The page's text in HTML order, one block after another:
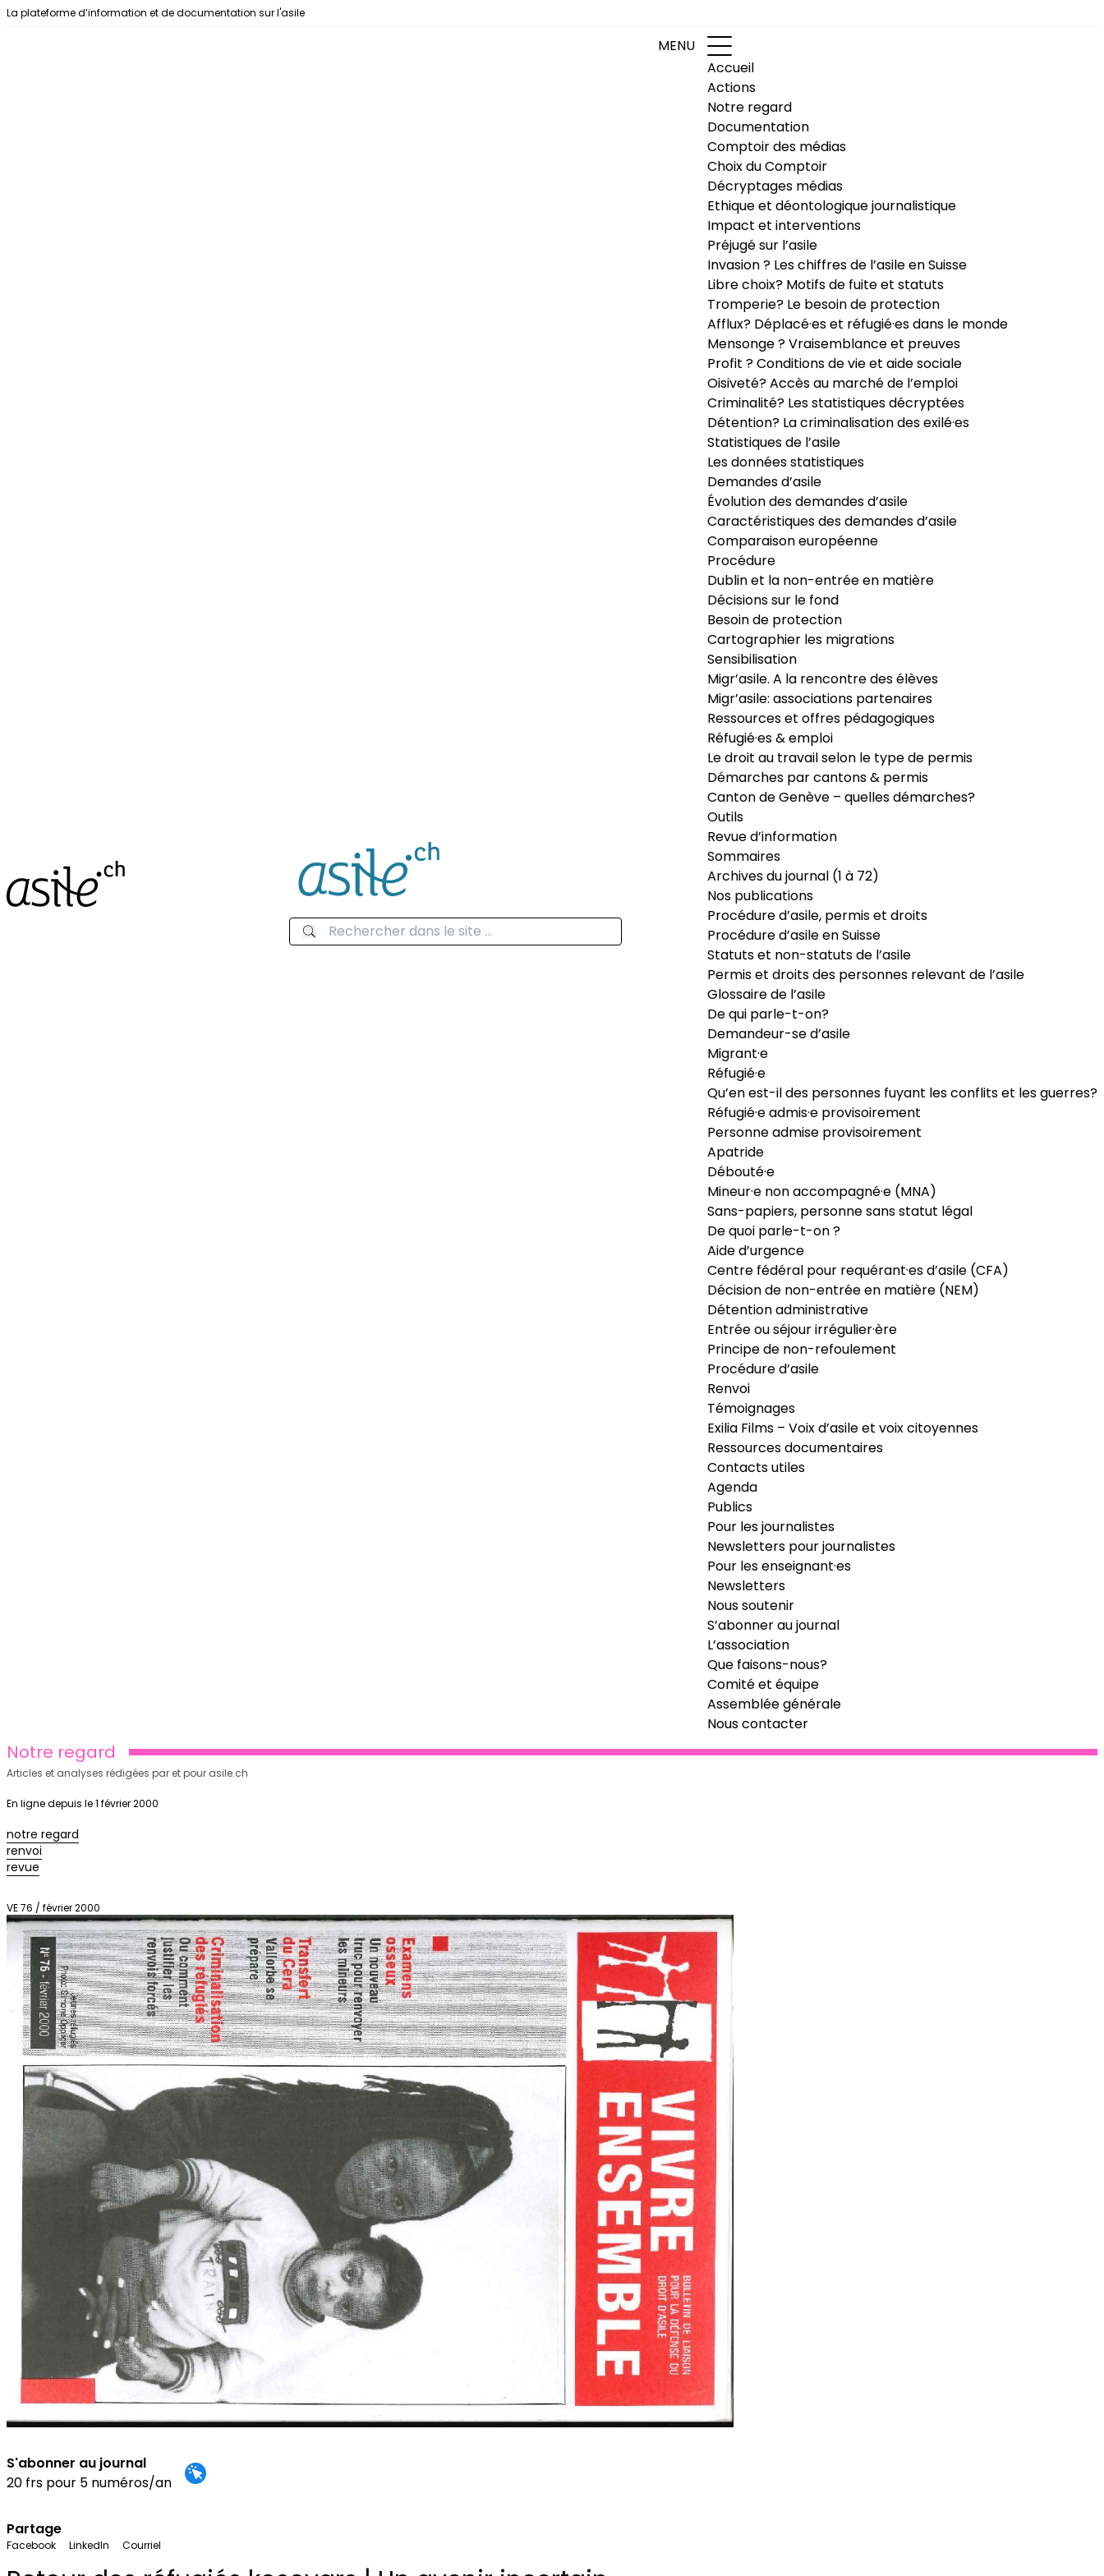
Aller au contenu
La plateforme d’information et de documentation sur l'asile
MENU
Accueil
Actions
Notre regard
Documentation
Comptoir des médias
Choix du Comptoir
Décryptages médias
Ethique et déontologique journalistique
Impact et interventions
Préjugé sur l’asile
Invasion ? Les chiffres de l’asile en Suisse
Libre choix? Motifs de fuite et statuts
Tromperie? Le besoin de protection
Afflux? Déplacé·es et réfugié·es dans le monde
Mensonge ? Vraisemblance et preuves
Profit ? Conditions de vie et aide sociale
Oisiveté? Accès au marché de l’emploi
Criminalité? Les statistiques décryptées
Détention? La criminalisation des exilé·es
Statistiques de l’asile
Les données statistiques
Demandes d’asile
Évolution des demandes d’asile
Caractéristiques des demandes d’asile
Comparaison européenne
Procédure
Dublin et la non-entrée en matière
Décisions sur le fond
Besoin de protection
Cartographier les migrations
Sensibilisation
Migr’asile. A la rencontre des élèves
Migr’asile: associations partenaires
Ressources et offres pédagogiques
Réfugié·es & emploi
Le droit au travail selon le type de permis
Démarches par cantons & permis
Canton de Genève – quelles démarches?
Outils
Revue d’information
Sommaires
Archives du journal (1 à 72)
Nos publications
Procédure d’asile, permis et droits
Procédure d’asile en Suisse
Statuts et non-statuts de l’asile
Permis et droits des personnes relevant de l’asile
Glossaire de l’asile
De qui parle-t-on?
Demandeur-se d’asile
Migrant·e
Réfugié·e
Qu’en est-il des personnes fuyant les conflits et les guerres?
Réfugié·e admis·e provisoirement
Personne admise provisoirement
Apatride
Débouté·e
Mineur·e non accompagné·e (MNA)
Sans-papiers, personne sans statut légal
De quoi parle-t-on ?
Aide d’urgence
Centre fédéral pour requérant·es d’asile (CFA)
Décision de non-entrée en matière (NEM)
Détention administrative
Entrée ou séjour irrégulier·ère
Principe de non-refoulement
Procédure d’asile
Renvoi
Témoignages
Exilia Films – Voix d’asile et voix citoyennes
Ressources documentaires
Contacts utiles
Agenda
Publics
Pour les journalistes
Newsletters pour journalistes
Pour les enseignant·es
Newsletters
Nous soutenir
S’abonner au journal
L’association
Que faisons-nous?
Comité et équipe
Assemblée générale
Nous contacter
Notre regard
Articles et analyses rédigées par et pour asile.ch
En ligne depuis le 1 février 2000
notre regard
renvoi
revue
VE 76 / février 2000
S'abonner au journal
20 frs pour 5 numéros/an
Partage
Facebook LinkedIn Courriel